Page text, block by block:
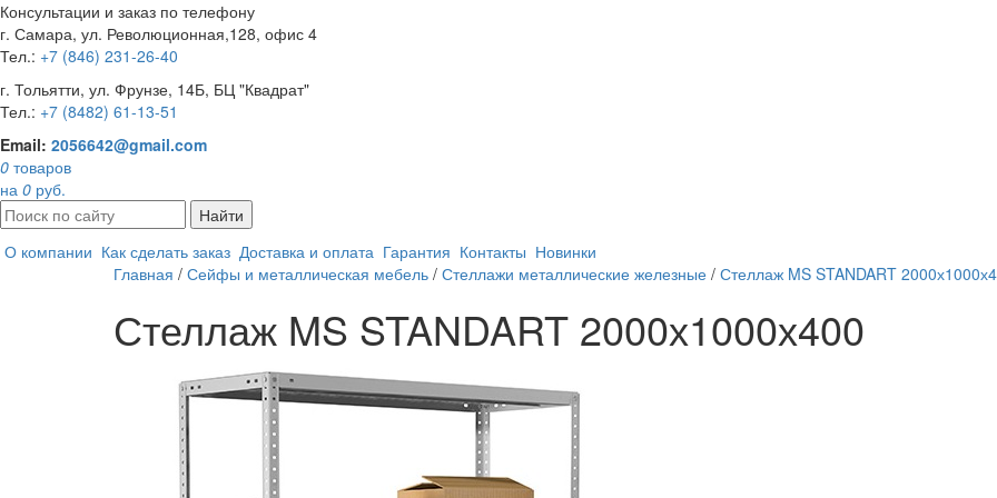
Консультации и заказ по телефону
г. Самара, ул. Революционная,128, офис 4
Тел.: +7 (846) 231-26-40
г. Тольятти, ул. Фрунзе, 14Б, БЦ "Квадрат"
Тел.: +7 (8482) 61-13-51
Email: 2056642@gmail.com
0 товаров
на 0 руб.
Найти
О компании Как сделать заказ Доставка и оплата Гарантия Контакты Новинки
Главная / Сейфы и металлическая мебель / Стеллажи металлические железные / Стеллаж MS STANDART
Стеллаж MS STANDART 2000х1000х400